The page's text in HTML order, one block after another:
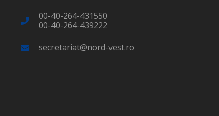
00-40-264-431550
00-40-264-439222
secretariat@nord-vest.ro